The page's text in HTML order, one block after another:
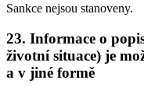
Sankce nejsou stanoveny.
23. Informace o
životní situace) je
a v jiné formě